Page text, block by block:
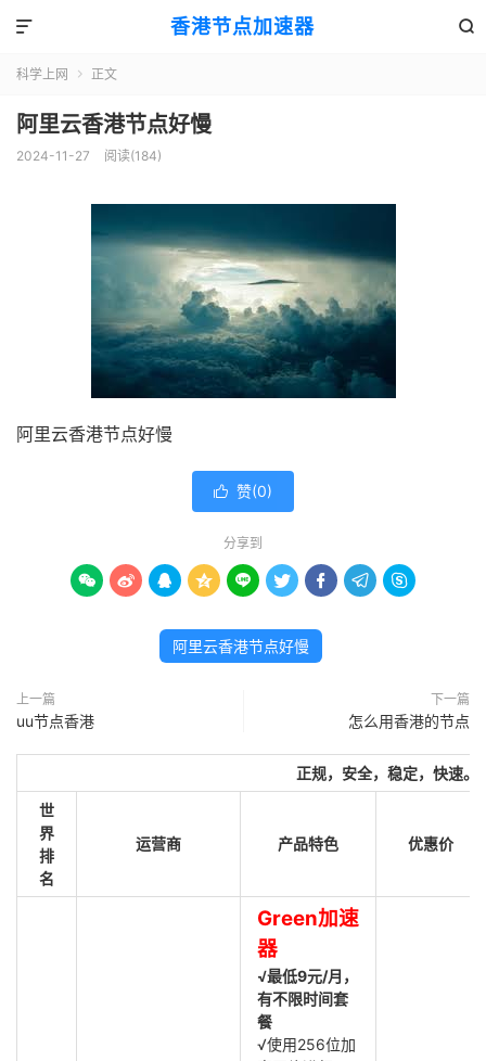
香港节点加速器 

科学上网  正文
阿里云香港节点好慢
2024-11-27 阅读(184)
阿里云香港节点好慢
 赞(0)
分享到
        
阿里云香港节点好慢
上一篇
uu节点香港
下一篇
怎么用香港的节点
正规，安全，稳定，快速。
世
界
排
名
运营商 产品特色 优惠价
Green加速
器
√最低9元/月，
有不限时间套
餐
√使用256位加